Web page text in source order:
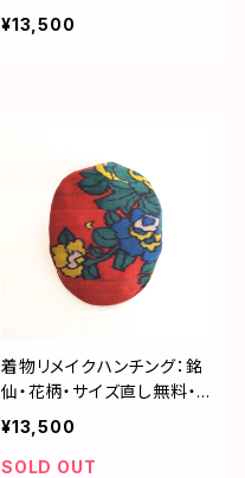
¥13,500
着物リメイクハンチング：銘
仙・花柄・サイズ直し無料・
国内送料無料／2212h07
¥13,500
SOLD OUT